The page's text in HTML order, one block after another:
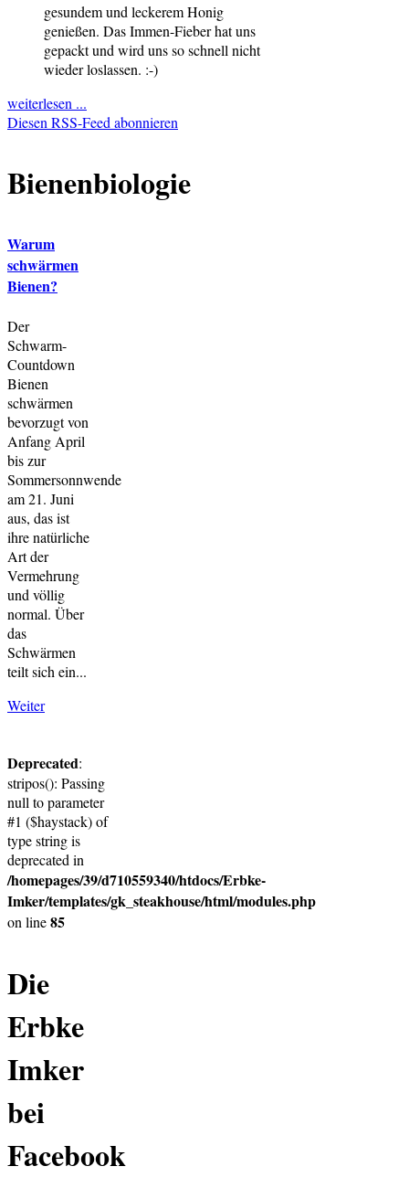
gesundem und leckerem Honig
genießen. Das Immen-Fieber hat uns
gepackt und wird uns so schnell nicht
wieder loslassen. :-)
weiterlesen ...
Diesen RSS-Feed abonnieren
Bienenbiologie
Warum
schwärmen
Bienen?
Der
Schwarm-
Countdown
Bienen
schwärmen
bevorzugt von
Anfang April
bis zur
Sommersonnwende
am 21. Juni
aus, das ist
ihre natürliche
Art der
Vermehrung
und völlig
normal. Über
das
Schwärmen
teilt sich ein...
Weiter
Deprecated:
stripos(): Passing
null to parameter
#1 ($haystack) of
type string is
deprecated in
/homepages/39/d710559340/htdocs/Erbke-
Imker/templates/gk_steakhouse/html/modules.php
on line85
Die
Erbke
Imker
bei
Facebook